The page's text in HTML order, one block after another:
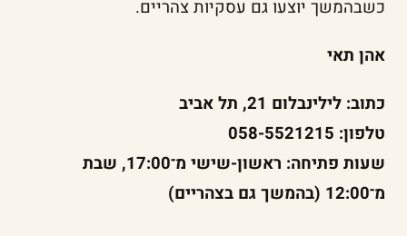
כשבהמשך יוצעו גם עסקיות צהריים.
אהן תאי
כתוב: לילינבלום 21, תל אביב
טלפון: 058-5521215
שעות פתיחה: ראשון-שישי מ־17:00, שבת
מ־12:00 (בהמשך גם בצהריים)